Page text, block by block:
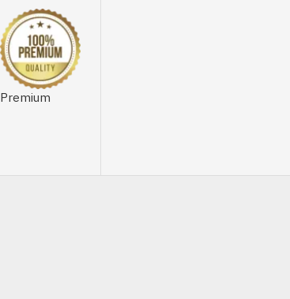
Premium